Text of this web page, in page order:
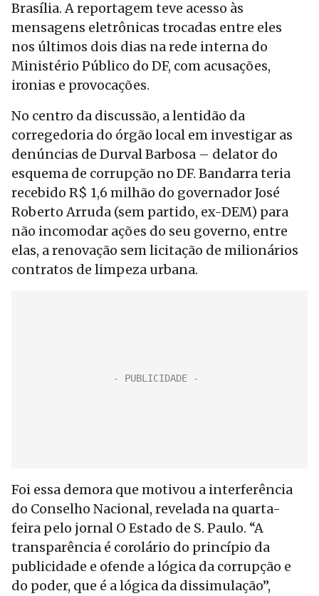
Brasília. A reportagem teve acesso às
mensagens eletrônicas trocadas entre eles
nos últimos dois dias na rede interna do
Ministério Público do DF, com acusações,
ironias e provocações.
No centro da discussão, a lentidão da
corregedoria do órgão local em investigar as
denúncias de Durval Barbosa – delator do
esquema de corrupção no DF. Bandarra teria
recebido R$ 1,6 milhão do governador José
Roberto Arruda (sem partido, ex-DEM) para
não incomodar ações do seu governo, entre
elas, a renovação sem licitação de milionários
contratos de limpeza urbana.
Foi essa demora que motivou a interferência
do Conselho Nacional, revelada na quarta-
feira pelo jornal O Estado de S. Paulo. “A
transparência é corolário do princípio da
publicidade e ofende a lógica da corrupção e
do poder, que é a lógica da dissimulação”,